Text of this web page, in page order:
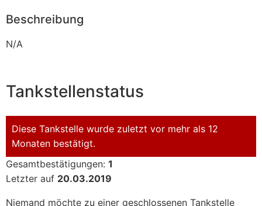
Beschreibung
N/A
Tankstellenstatus
Diese Tankstelle wurde zuletzt vor mehr als 12
Monaten bestätigt.
Gesamtbestätigungen: 1
Letzter auf 20.03.2019
Niemand möchte zu einer geschlossenen Tankstelle